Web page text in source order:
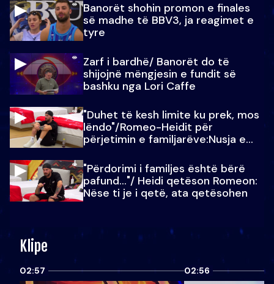
Banorët shohin promon e finales
së madhe të BBV3, ja reagimet e
tyre
Zarf i bardhë/ Banorët do të
shijojnë mëngjesin e fundit së
bashku nga Lori Caffe
"Duhet të kesh limite ku prek, mos
lëndo"/Romeo-Heidit për
përjetimin e familjarëve:Nusja e
"Përdorimi i familjes është bërë
pafund…"/ Heidi qetëson Romeon:
Nëse ti je i qetë, ata qetësohen
Klipe
02:57 02:56